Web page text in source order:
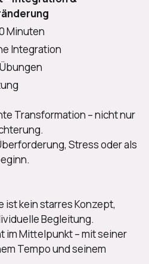
Minuten
Integration
Transformation – nicht nur
Stress oder als
ist kein starres Konzept,
Begleitung.
im Mittelpunkt – mit seiner
Tempo und seinem